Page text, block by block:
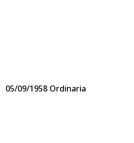
05/09/1958 Ordinaria